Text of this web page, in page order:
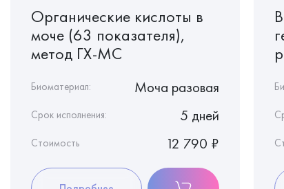
Органические кислоты в
моче (63 показателя),
метод ГХ-МС
Биоматериал: Моча разовая
Срок исполнения: 5 дней
Стоимость 12 790 ₽